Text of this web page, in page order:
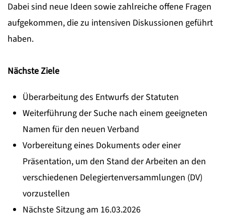
Dabei sind neue Ideen sowie zahlreiche offene Fragen
aufgekommen, die zu intensiven Diskussionen geführt
haben.
Nächste Ziele
Überarbeitung des Entwurfs der Statuten
Weiterführung der Suche nach einem geeigneten
Namen für den neuen Verband
Vorbereitung eines Dokuments oder einer
Präsentation, um den Stand der Arbeiten an den
verschiedenen Delegiertenversammlungen (DV)
vorzustellen
Nächste Sitzung am 16.03.2026